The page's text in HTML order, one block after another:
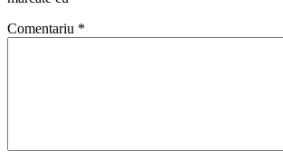
Comentariu *